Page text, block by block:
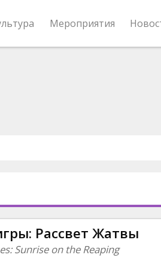
Мероприятия
Рассвет Жатвы
Sunrise on the Reaping